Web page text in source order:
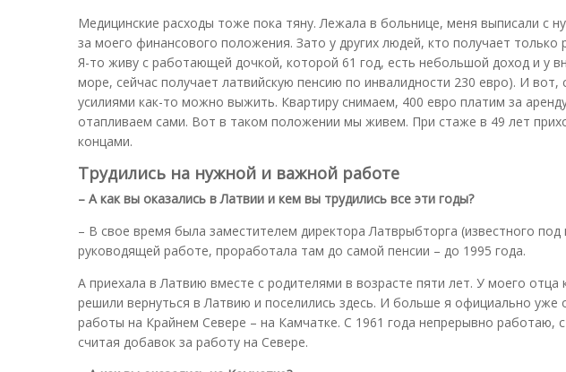
Медицинские расходы тоже пока тяну. Лежала в больнице, меня выписали с
за моего финансового положения. Зато у других людей, кто получает только
Я-то живу с работающей дочкой, которой 61 год, есть небольшой доход и у
море, сейчас получает латвийскую пенсию по инвалидности 230 евро). И
усилиями как-то можно выжить. Квартиру снимаем, 400 евро платим за
отапливаем сами. Вот в таком положении мы живем. При стаже в 49 лет
концами.
Трудились на нужной и важной работе
– А как вы оказались в Латвии и кем вы трудились все эти годы?
– В свое время была заместителем директора Латврыбторга (известного
руководящей работе, проработала там до самой пенсии – до 1995 года.
А приехала в Латвию вместе с родителями в возрасте пяти лет. У моего
решили вернуться в Латвию и поселились здесь. И больше я официально уже
работы на Крайнем Севере – на Камчатке. С 1961 года непрерывно работаю,
считая добавок за работу на Севере.